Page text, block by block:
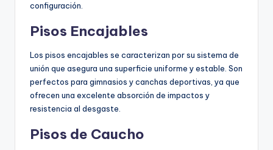
configuración.
Pisos Encajables
Los pisos encajables se caracterizan por su sistema de
unión que asegura una superficie uniforme y estable. Son
perfectos para gimnasios y canchas deportivas, ya que
ofrecen una excelente absorción de impactos y
resistencia al desgaste.
Pisos de Caucho